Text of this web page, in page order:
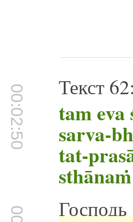
00:02:50 Текст 62:
tam eva
sarva-
tat-